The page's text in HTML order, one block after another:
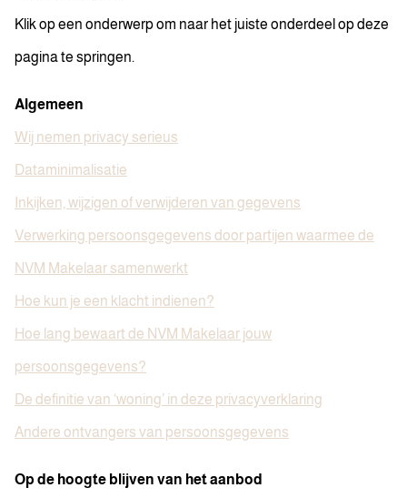
Klik op een onderwerp om naar het juiste onderdeel op deze
pagina te springen.
Algemeen
Wij nemen privacy serieus
Dataminimalisatie
Inkijken, wijzigen of verwijderen van gegevens
Verwerking persoonsgegevens door partijen waarmee de
NVM Makelaar samenwerkt
Hoe kun je een klacht indienen?
Hoe lang bewaart de NVM Makelaar jouw
persoonsgegevens?
De definitie van ‘woning’ in deze privacyverklaring
Andere ontvangers van persoonsgegevens
Op de hoogte blijven van het aanbod